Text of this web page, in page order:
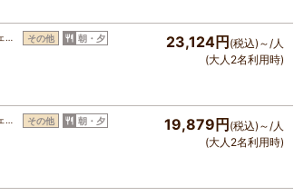
… その他 朝・夕 23,124円 (税込)～/人
(大人2名利用時)
… その他 朝・夕 19,879円 (税込)～/人
(大人2名利用時)